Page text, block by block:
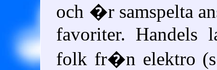
och �r samspelta
favoriter. Handels
folk fr�n elektro